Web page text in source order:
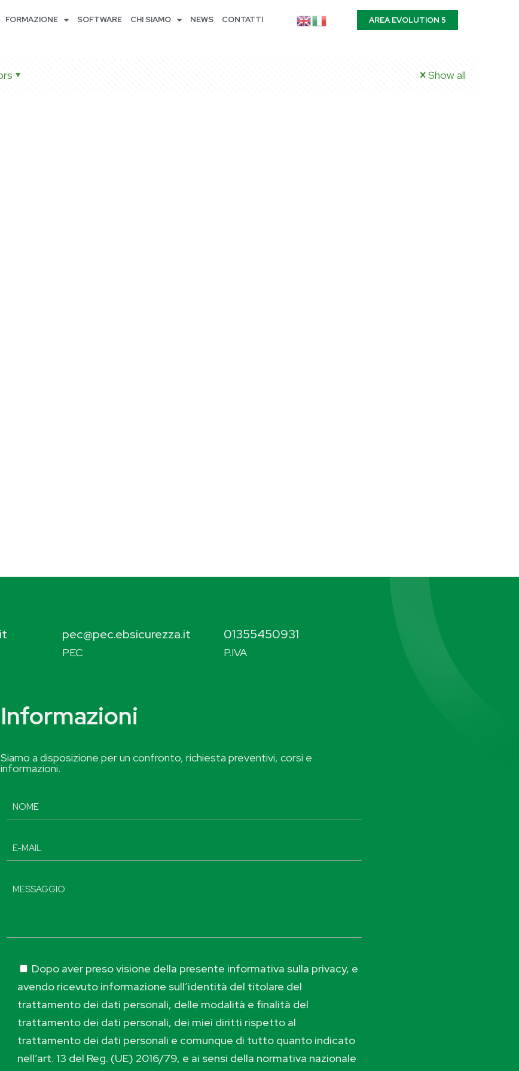
FORMAZIONE SOFTWARE CHI SIAMO NEWS CONTATTI AREA EVOLUTION 5
Show all
pec@pec.ebsicurezza.it
PEC
01355450931
P.IVA
Informazioni
Siamo a disposizione per un confronto, richiesta preventivi, corsi e
informazioni.
Dopo aver preso visione della presente informativa sulla privacy, e
avendo ricevuto informazione sull’identità del titolare del
trattamento dei dati personali, delle modalità e finalità del
trattamento dei dati personali, dei miei diritti rispetto al
trattamento dei dati personali e comunque di tutto quanto indicato
nell’art. 13 del Reg. (UE) 2016/79, e ai sensi della normativa nazionale